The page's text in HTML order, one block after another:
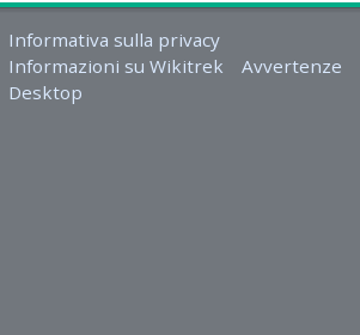
Informativa sulla privacy
Informazioni su Wikitrek
Avvertenze
Desktop